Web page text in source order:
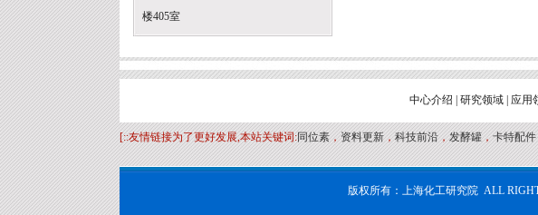
楼405室
中心介绍 | 研究领域 | 应用
[::友情链接为了更好发展,本站关键词:同位素，资料更新，科技前沿，发酵罐，卡特配件
版权所有：上海化工研究院 ALL